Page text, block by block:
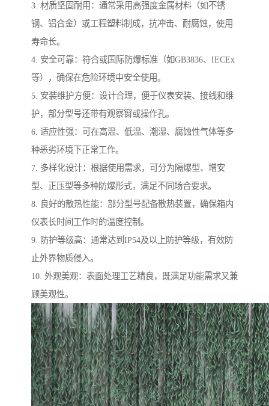
3. 材质坚固耐用：通常采用高强度金属材料（如不锈
钢、铝合金）或工程塑料制成，抗冲击、耐腐蚀，使用
寿命长。
4. 安全可靠：符合或国际防爆标准（如GB3836、IECEx
等），确保在危险环境中安全使用。
5. 安装维护方便：设计合理，便于仪表安装、接线和维
护，部分型号还带有观察窗或操作孔。
6. 适应性强：可在高温、低温、潮湿、腐蚀性气体等多
种恶劣环境下正常工作。
7. 多样化设计：根据使用需求，可分为隔爆型、增安
型、正压型等多种防爆形式，满足不同场合要求。
8. 良好的散热性能：部分型号配备散热装置，确保箱内
仪表长时间工作时的温度控制。
9. 防护等级高：通常达到IP54及以上防护等级，有效防
止外界物质侵入。
10. 外观美观：表面处理工艺精良，既满足功能需求又兼
顾美观性。